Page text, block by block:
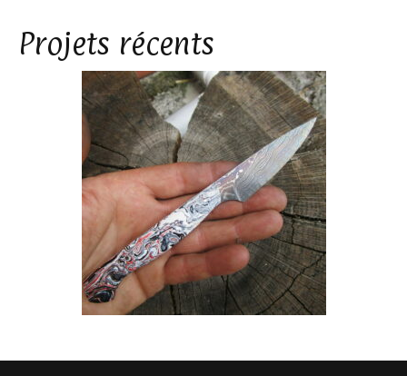
Projets récents